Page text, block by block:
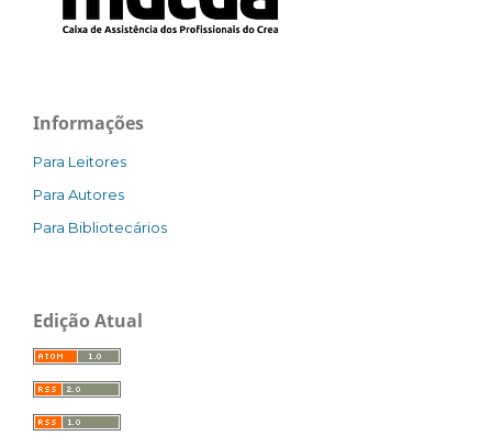
Informações
Para Leitores
Para Autores
Para Bibliotecários
Edição Atual